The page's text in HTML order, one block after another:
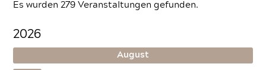
Es wurden 279 Veranstaltungen gefunden.
2026
August